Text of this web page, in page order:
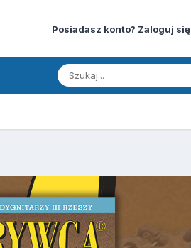
Posiadasz konto? Zaloguj się